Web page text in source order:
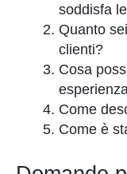
soddisfa
Quanto
clienti?
Cosa
Come
Come è